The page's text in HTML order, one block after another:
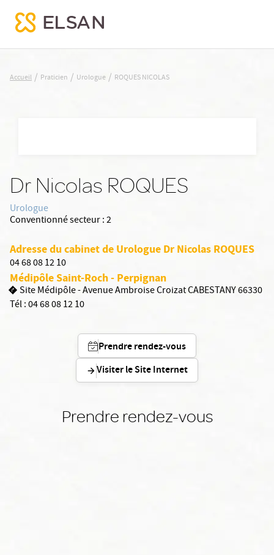
ROQUES NICOLAS
Accueil / Praticien / Urologue / ROQUES NICOLAS
Dr Nicolas ROQUES
Urologue
Conventionné secteur :2
Adresse du cabinet de Urologue Dr Nicolas ROQUES
04 68 08 12 10
Médipôle Saint-Roch - Perpignan
Site Médipôle - Avenue Ambroise Croizat CABESTANY 66330
Tél :04 68 08 12 10
Prendre rendez-vous
Visiter le Site Internet
Prendre rendez-vous